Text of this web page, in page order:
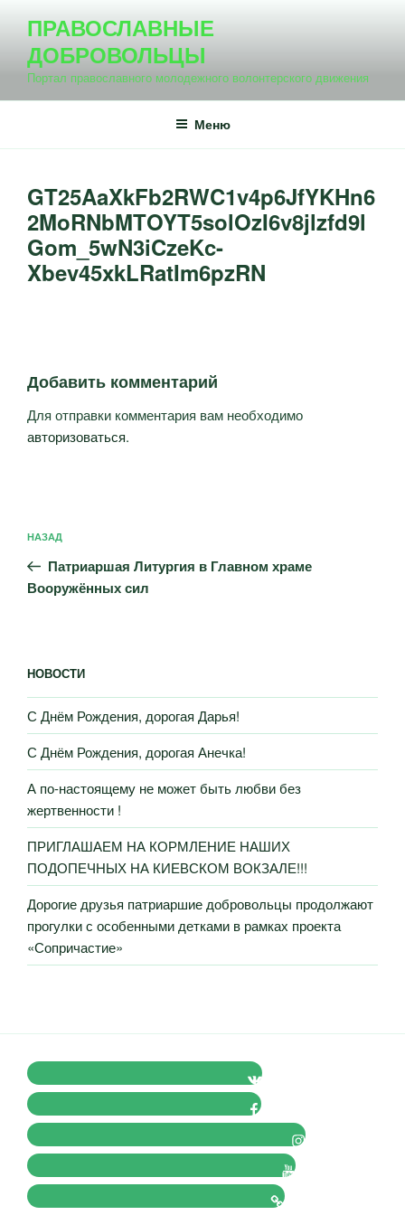
содержимому
ПРАВОСЛАВНЫЕ
ДОБРОВОЛЬЦЫ
Портал православного молодежного волонтерского движения
Меню
GT25AaXkFb2RWC1v4p6JfYKHn6
2MoRNbMTOYT5solOzI6v8jlzfd9l
Gom_5wN3iCzeKc-
Xbev45xkLRatIm6pzRN
Добавить комментарий
Для отправки комментария вам необходимо
авторизоваться.
по
записям
Предыдущая
запись:
НАЗАД
Патриаршая Литургия в Главном храме
Вооружённых сил
НОВОСТИ
С Днём Рождения, дорогая Дарья!
С Днём Рождения, дорогая Анечка!
А по-настоящему не может быть любви без
жертвенности !
ПРИГЛАШАЕМ НА КОРМЛЕНИЕ НАШИХ
ПОДОПЕЧНЫХ НА КИЕВСКОМ ВОКЗАЛЕ!!!
Дорогие друзья патриаршие добровольцы продолжают
прогулки с особенными детками в рамках проекта
«Сопричастие»
VK Православные Добровольцы
FB Православные Добровольцы
Instagram Православные Добровольцы
Youtube Православные Добровольцы
Tik-tok Православные Добровольцы